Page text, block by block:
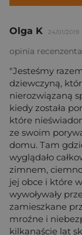
Olga K 24/01/2019
opinia
"Jesteśmy
dziewczyną,
nierozwiązaną
kiedy została
które
ze swoim
domu. Tam
wyglądało
zimnem,
jej obce i które
wywoływały
zamieszkane
mroźne i
kilkanaście lat